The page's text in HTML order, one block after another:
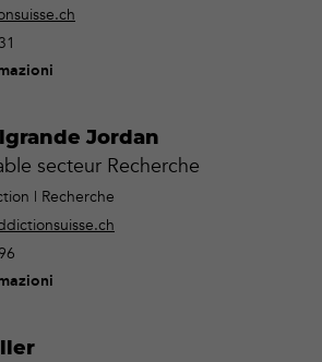
Jordan
secteur Recherche
| Recherche